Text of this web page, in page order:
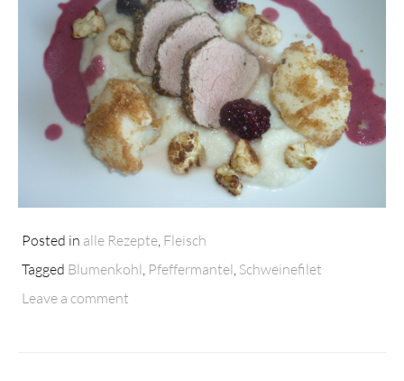
Posted in alle Rezepte Fleisch
Tagged Blumenkohl Pfeffermantel Schweinefilet
Leave a comment